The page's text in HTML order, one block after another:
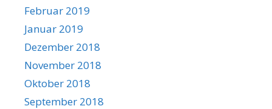
Februar 2019
Januar 2019
Dezember 2018
November 2018
Oktober 2018
September 2018